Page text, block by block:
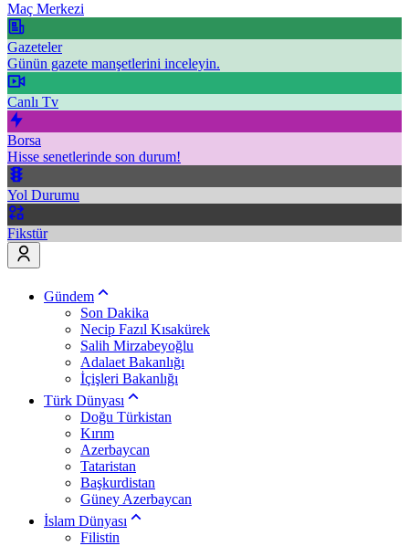
Maç Merkezi
Gazeteler
Günün gazete manşetlerini inceleyin.
Canlı Tv
Borsa
Hisse senetlerinde son durum!
Yol Durumu
Fikstür
Gündem
Son Dakika
Necip Fazıl Kısakürek
Salih Mirzabeyoğlu
Adalaet Bakanlığı
İçişleri Bakanlığı
Türk Dünyası
Doğu Türkistan
Kırım
Azerbaycan
Tataristan
Başkurdistan
Güney Azerbaycan
İslam Dünyası
Filistin